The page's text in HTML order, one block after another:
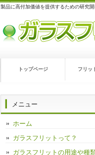
製品に高付加価値を提供するための研究
トップページ フリッ
メニュー
ホーム
ガラスフリットって？
ガラスフリットの用途や種